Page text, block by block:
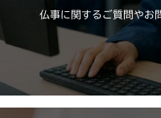
仏事に関するご質問やお